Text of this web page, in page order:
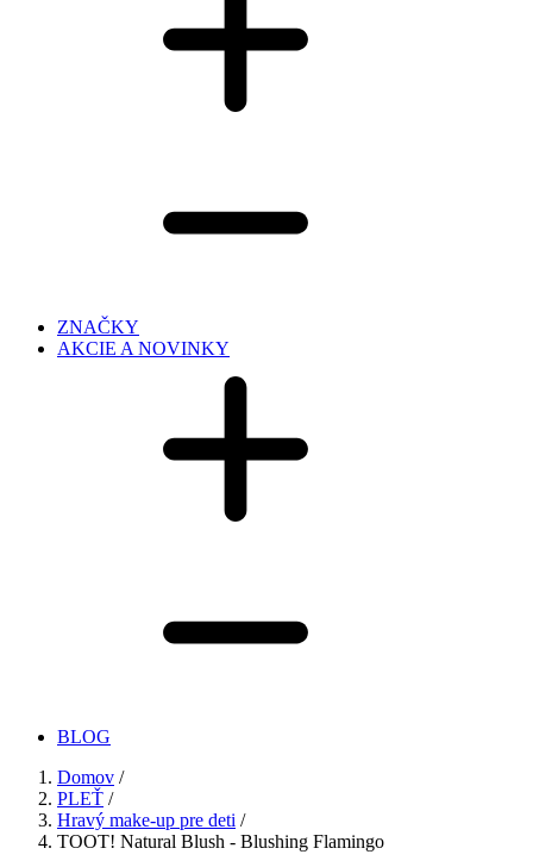
ZNAČKY
AKCIE A NOVINKY
BLOG
Domov /
PLEŤ /
Hravý make-up pre deti /
TOOT! Natural Blush - Blushing Flamingo